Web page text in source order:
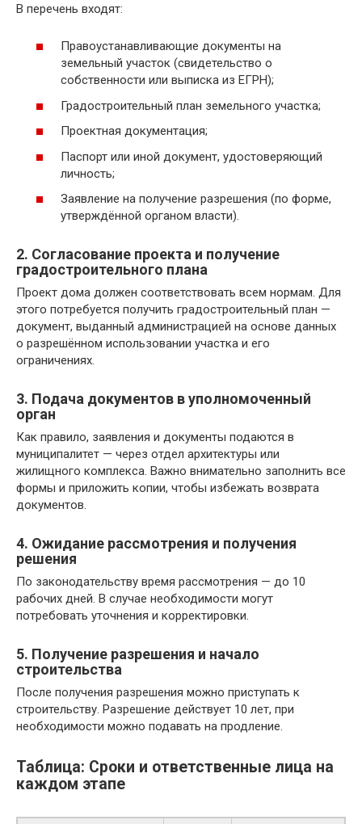
В перечень входят:
Правоустанавливающие документы на
земельный участок (свидетельство о
собственности или выписка из ЕГРН);
Градостроительный план земельного участка;
Проектная документация;
Паспорт или иной документ, удостоверяющий
личность;
Заявление на получение разрешения (по форме,
утверждённой органом власти).
2. Согласование проекта и получение
градостроительного плана
Проект дома должен соответствовать всем нормам. Для
этого потребуется получить градостроительный план —
документ, выданный администрацией на основе данных
о разрешённом использовании участка и его
ограничениях.
3. Подача документов в уполномоченный
орган
Как правило, заявления и документы подаются в
муниципалитет — через отдел архитектуры или
жилищного комплекса. Важно внимательно заполнить все
формы и приложить копии, чтобы избежать возврата
документов.
4. Ожидание рассмотрения и получения
решения
По законодательству время рассмотрения — до 10
рабочих дней. В случае необходимости могут
потребовать уточнения и корректировки.
5. Получение разрешения и начало
строительства
После получения разрешения можно приступать к
строительству. Разрешение действует 10 лет, при
необходимости можно подавать на продление.
Таблица: Сроки и ответственные лица на
каждом этапе